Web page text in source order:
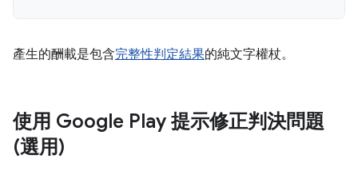
產生的酬載是包含完整性判定結果的純文字權杖。
使用 Google Play 提示修正判決問題
(選用)